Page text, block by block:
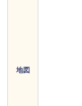
地図